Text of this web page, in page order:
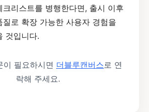
크리스트를 병행한다면, 출시 이후
질로 확장 가능한 사용자 경험을
것입니다.
이 필요하시면 더블루캔버스로 연
락해 주세요.